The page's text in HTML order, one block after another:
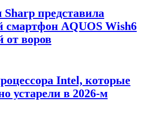
представила
смартфон AQUOS Wish6
от воров
Intel, которые
устарели в 2026-м